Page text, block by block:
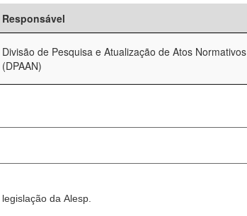
Responsável
Divisão de Pesquisa e Atualização de Atos Normativos
(DPAAN)
da Alesp.